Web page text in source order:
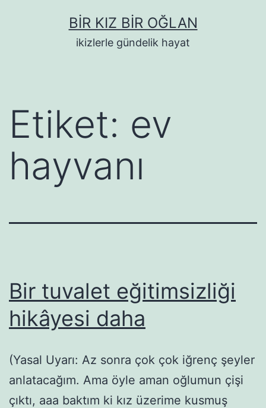
BIR KIZ BIR OĞLAN
ikizlerle gündelik hayat
Etiket: ev
hayvanı
Bir tuvalet eğitimsizliği
hikâyesi daha
(Yasal Uyarı: Az sonra çok çok iğrenç şeyler
anlatacağım. Ama öyle aman oğlumun çişi
çıktı, aaa baktım ki kız üzerime kusmuş